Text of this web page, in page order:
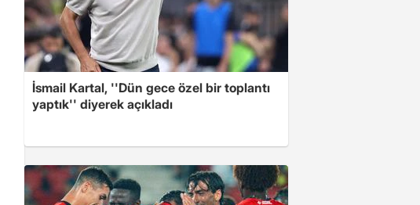
İsmail Kartal, ''Dün gece özel bir toplantı
yaptık'' diyerek açıkladı